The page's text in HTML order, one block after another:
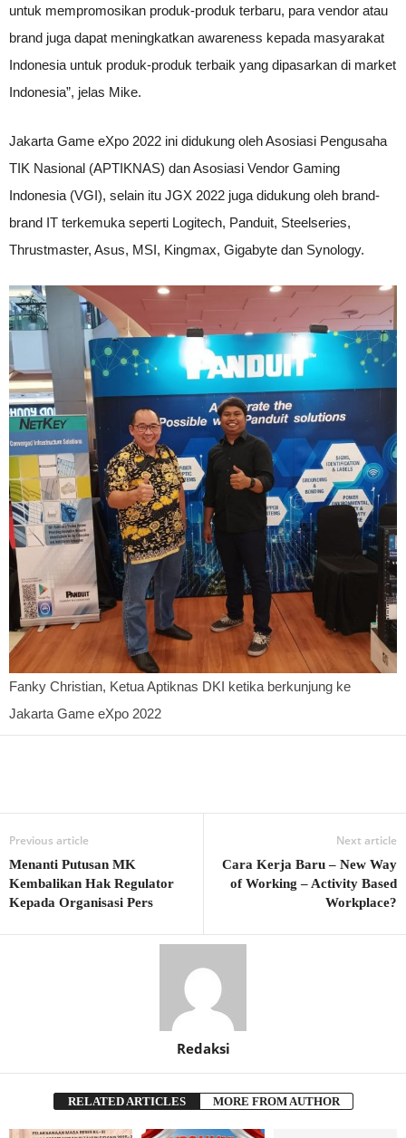
untuk mempromosikan produk-produk terbaru, para vendor atau
brand juga dapat meningkatkan awareness kepada masyarakat
Indonesia untuk produk-produk terbaik yang dipasarkan di market
Indonesia”, jelas Mike.
Jakarta Game eXpo 2022 ini didukung oleh Asosiasi Pengusaha
TIK Nasional (APTIKNAS) dan Asosiasi Vendor Gaming
Indonesia (VGI), selain itu JGX 2022 juga didukung oleh brand-
brand IT terkemuka seperti Logitech, Panduit, Steelseries,
Thrustmaster, Asus, MSI, Kingmax, Gigabyte dan Synology.
Fanky Christian, Ketua Aptiknas DKI ketika berkunjung ke
Jakarta Game eXpo 2022
Previous article
Menanti Putusan MK
Kembalikan Hak Regulator
Kepada Organisasi Pers
Next article
Cara Kerja Baru – New Way
of Working – Activity Based
Workplace?
Redaksi
RELATED ARTICLES MORE FROM AUTHOR